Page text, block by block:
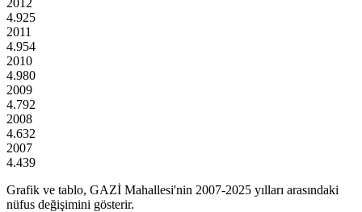
4.925
2011
4.954
2010
4.980
2009
4.792
2008
4.632
2007
4.439
Grafik ve tablo, GAZİ Mahallesi'nin 2007-2025 yılları arasındaki
nüfus değişimini gösterir.